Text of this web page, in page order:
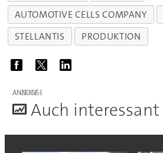
AUTOMOTIVE CELLS COMPANY
STELLANTIS
PRODUKTION
ANZEIGE
Auch interessant